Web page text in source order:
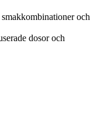
och
dosor och